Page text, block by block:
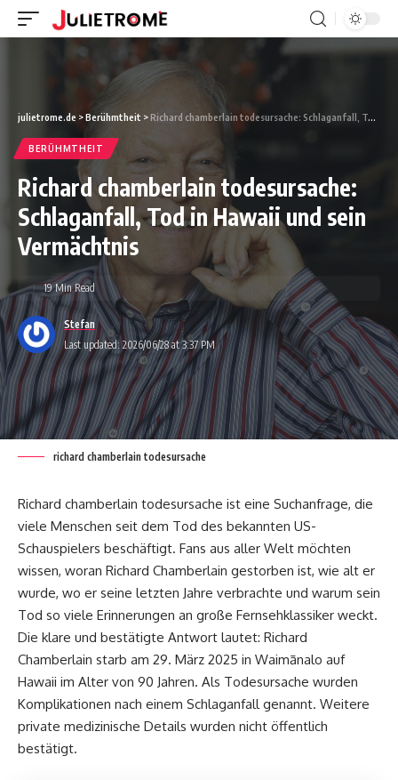
julietrome.de >Berühmtheit >Richard chamberlain todesursache: Schlaganfall, Tod in Hawaii und sein Vermächtnis
BERÜHMTHEIT
Richard chamberlain todesursache:
Schlaganfall, Tod in Hawaii und sein
Vermächtnis
Last updated: 2026/06/28 at 3:37 PM
Stefan
19 Min Read
richard chamberlain todesursache
Richard chamberlain todesursache ist eine Suchanfrage, die
viele Menschen seit dem Tod des bekannten US-
Schauspielers beschäftigt. Fans aus aller Welt möchten
wissen, woran Richard Chamberlain gestorben ist, wie alt er
wurde, wo er seine letzten Jahre verbrachte und warum sein
Tod so viele Erinnerungen an große Fernsehklassiker weckt.
Die klare und bestätigte Antwort lautet: Richard
Chamberlain starb am 29. März 2025 in Waimānalo auf
Hawaii im Alter von 90 Jahren. Als Todesursache wurden
Komplikationen nach einem Schlaganfall genannt. Weitere
private medizinische Details wurden nicht öffentlich
bestätigt.